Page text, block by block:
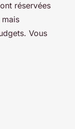
réservées
Vous